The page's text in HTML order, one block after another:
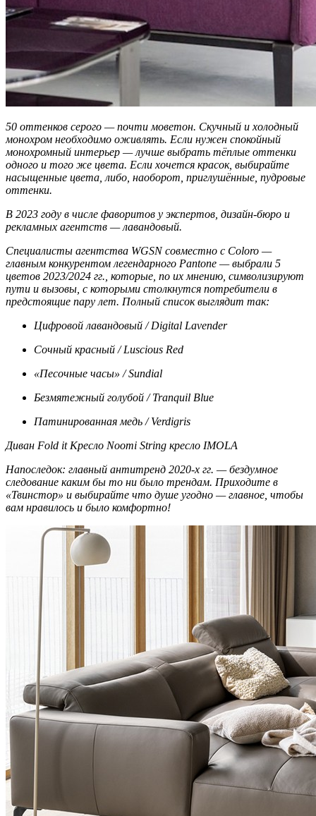
50 оттенков серого — почти моветон. Скучный и холодный
монохром необходимо оживлять. Если нужен спокойный
монохромный интерьер — лучше выбрать тёплые оттенки
одного и того же цвета. Если хочется красок, выбирайте
насыщенные цвета, либо, наоборот, приглушённые, пудровые
оттенки.
В 2023 году в числе фаворитов у экспертов, дизайн-бюро и
рекламных агентств — лавандовый.
Специалисты агентства WGSN совместно с Coloro —
главным конкурентом легендарного Pantone — выбрали 5
цветов 2023/2024 гг., которые, по их мнению, символизируют
пути и вызовы, с которыми столкнутся потребители в
предстоящие пару лет. Полный список выглядит так:
Цифровой лавандовый / Digital Lavender
Сочный красный / Luscious Red
«Песочные часы» / Sundial
Безмятежный голубой / Tranquil Blue
Патинированная медь / Verdigris
Диван Fold it Кресло Noomi String кресло IMOLA
Напоследок: главный антитренд 2020-х гг. — бездумное
следование каким бы то ни было трендам. Приходите в
«Твинстор» и выбирайте что душе угодно — главное, чтобы
вам нравилось и было комфортно!